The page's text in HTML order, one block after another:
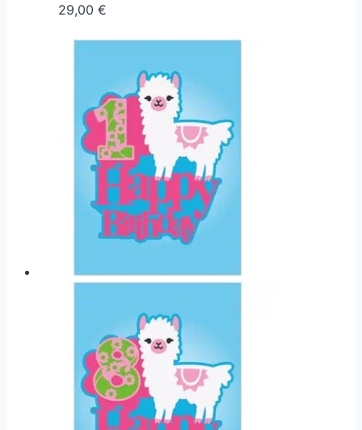
29,00 €